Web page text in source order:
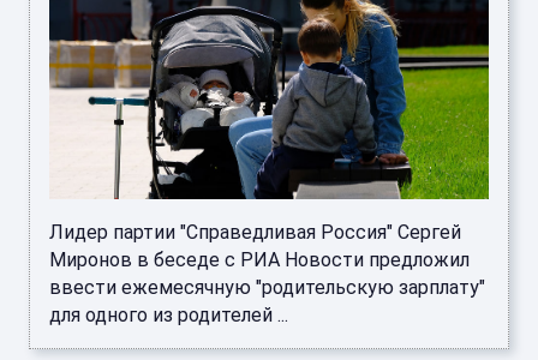
Лидер партии "Справедливая Россия" Сергей
Миронов в беседе с РИА Новости предложил
ввести ежемесячную "родительскую зарплату"
для одного из родителей ...